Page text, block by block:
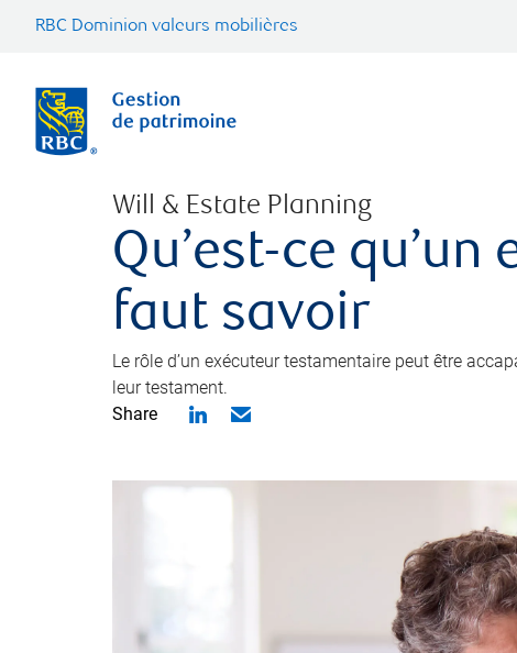
RBC Dominion valeurs mobilières
Will & Estate Planning
Qu’est-ce
faut savoir
Le rôle d’un exécuteur testamentaire peut être
leur testament.
Share